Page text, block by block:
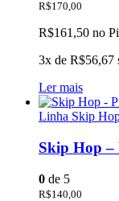
R$170,00
R$161,50 no
3x de R$56,67
Ler mais
Linha Skip
Skip Hop –
0 de 5
R$140,00